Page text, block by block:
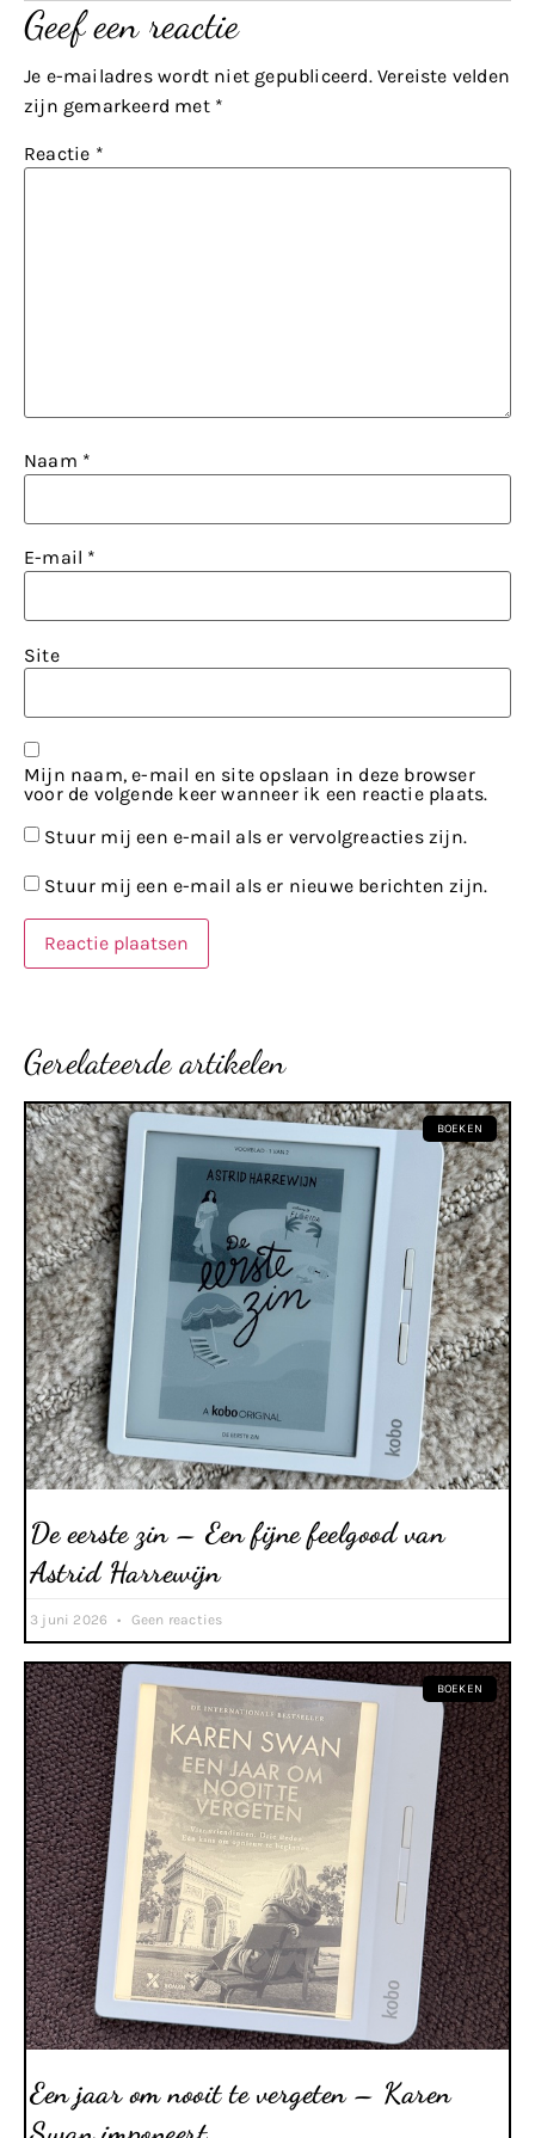
Geef een reactie
Je e-mailadres wordt niet gepubliceerd. Vereiste velden
zijn gemarkeerd met *
Reactie *
Naam *
E-mail *
Site
Mijn naam, e-mail en site opslaan in deze browser
voor de volgende keer wanneer ik een reactie plaats.
Stuur mij een e-mail als er vervolgreacties zijn.
Stuur mij een e-mail als er nieuwe berichten zijn.
Gerelateerde artikelen
BOEKEN
De eerste zin – Een fijne feelgood van
Astrid Harrewijn
3 juni 2026 Geen reacties
BOEKEN
Een jaar om nooit te vergeten – Karen